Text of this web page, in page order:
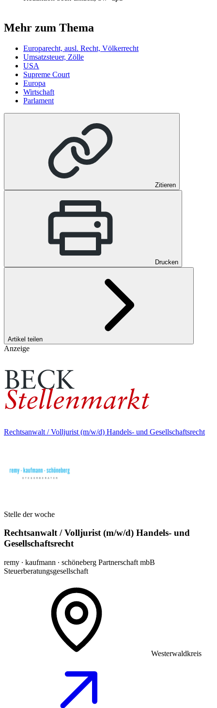
Mehr zum Thema
Europarecht, ausl. Recht, Völkerrecht
Umsatzsteuer, Zölle
USA
Supreme Court
Europa
Wirtschaft
Parlament
Zitieren
Drucken
Artikel teilen
Anzeige
Rechtsanwalt / Volljurist (m/w/d) Handels- und Gesellschaftsrecht
Stelle der woche
Rechtsanwalt / Volljurist (m/w/d) Handels- und
Gesellschaftsrecht
remy ∙ kaufmann ∙ schöneberg Partnerschaft mbB
Steuerberatungsgesellschaft
Westerwaldkreis